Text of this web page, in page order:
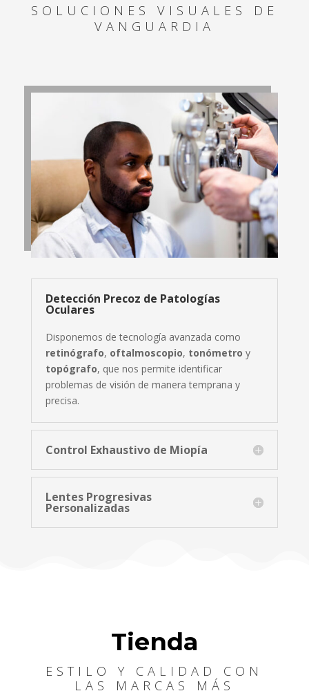
SOLUCIONES VISUALES DE
VANGUARDIA
Detección Precoz de Patologías
Oculares
Disponemos de tecnología avanzada como
retinógrafo, oftalmoscopio, tonómetro y
topógrafo, que nos permite identificar
problemas de visión de manera temprana y
precisa.
Control Exhaustivo de Miopía
Lentes Progresivas
Personalizadas
Tienda
ESTILO Y CALIDAD CON
LAS MARCAS MÁS